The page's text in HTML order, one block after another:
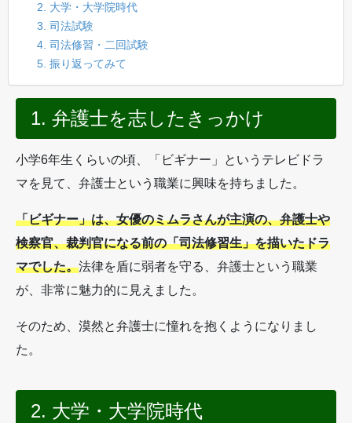
2. 大学・大学院時代
3. 司法試験
4. 司法修習・二回試験
5. 振り返ってみて
1. 弁護士を志したきっかけ
小学6年生くらいの頃、「ビギナー」というテレビドラ
マを見て、弁護士という職業に興味を持ちました。
「ビギナー」は、女優のミムラさんが主演の、弁護士や
検察官、裁判官になる前の「司法修習生」を描いたドラ
マでした。法律を盾に弱者を守る、弁護士という職業
が、非常に魅力的に見えました。
そのため、漠然と弁護士に憧れを抱くようになりまし
た。
2. 大学・大学院時代